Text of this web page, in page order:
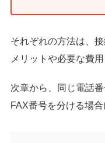
それぞれの方法は、
メリットや必要な費用
次章から、同じ電話
FAX番号を分ける場